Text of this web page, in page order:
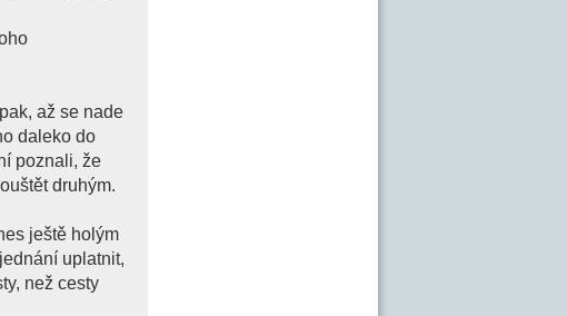
až se nade
daleko do
poznali, že
druhým.
ještě holým
uplatnit,
než cesty